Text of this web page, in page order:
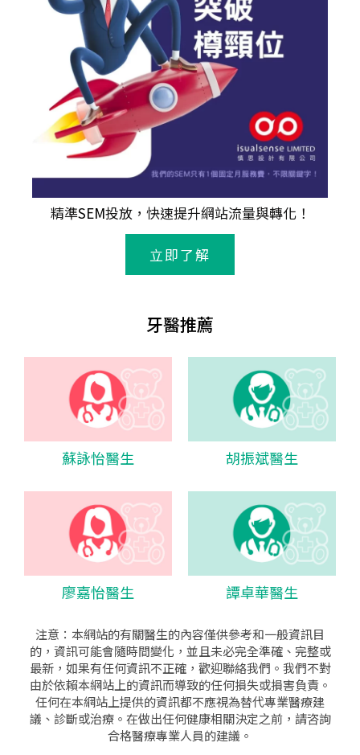
精準SEM投放，快速提升網站流量與轉化！
立即了解
牙醫推薦
蘇詠怡醫生 胡振斌醫生
廖嘉怡醫生 譚卓華醫生
注意：本網站的有關醫生的內容僅供參考和一般資訊目
的，資訊可能會隨時間變化，並且未必完全準確、完整或
最新，如果有任何資訊不正確，歡迎聯絡我們。我們不對
由於依賴本網站上的資訊而導致的任何損失或損害負責。
任何在本網站上提供的資訊都不應視為替代專業醫療建
議、診斷或治療。在做出任何健康相關決定之前，請咨詢
合格醫療專業人員的建議。